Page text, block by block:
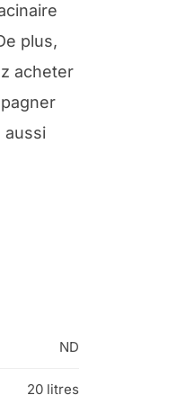
plus,
acheter
aussi
ND
20 litres